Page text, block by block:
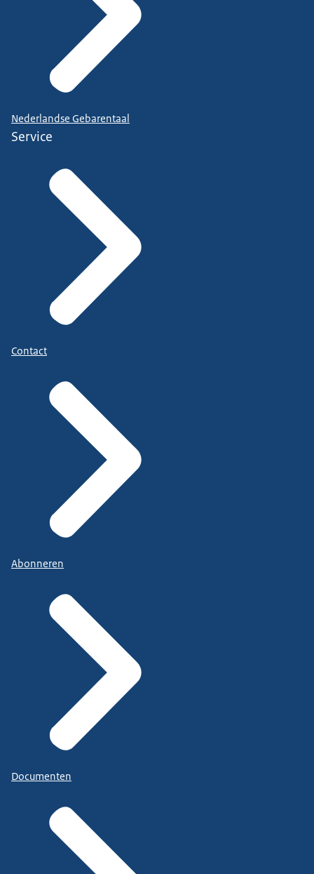
Nederlandse Gebarentaal
Service
Contact
Abonneren
Documenten